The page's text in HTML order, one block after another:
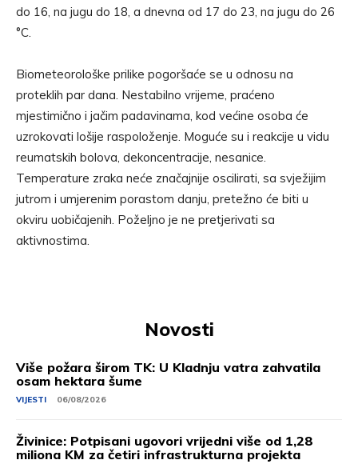
do 16, na jugu do 18, a dnevna od 17 do 23, na jugu do 26
°C.
Biometeorološke prilike pogoršaće se u odnosu na
proteklih par dana. Nestabilno vrijeme, praćeno
mjestimično i jačim padavinama, kod većine osoba će
uzrokovati lošije raspoloženje. Moguće su i reakcije u vidu
reumatskih bolova, dekoncentracije, nesanice.
Temperature zraka neće značajnije oscilirati, sa svježijim
jutrom i umjerenim porastom danju, pretežno će biti u
okviru uobičajenih. Poželjno je ne pretjerivati sa
aktivnostima.
Novosti
Više požara širom TK: U Kladnju vatra zahvatila
osam hektara šume
VIJESTI 06/08/2026
Živinice: Potpisani ugovori vrijedni više od 1,28
miliona KM za četiri infrastrukturna projekta